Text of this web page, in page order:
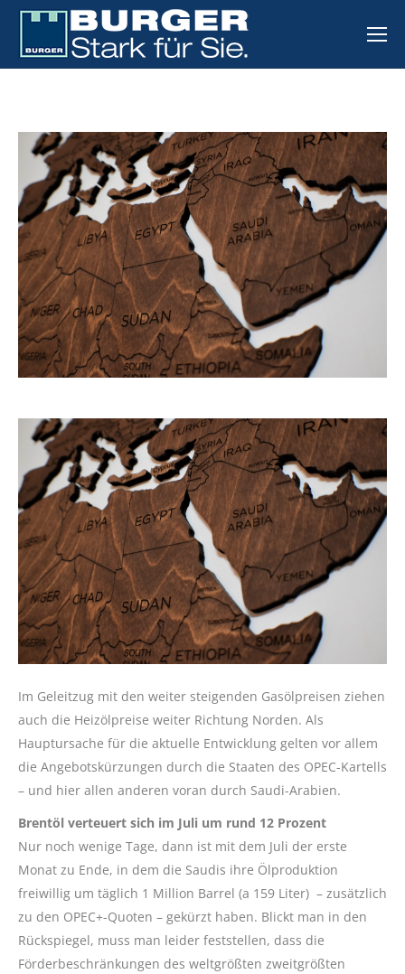
Im Geleitzug mit den weiter steigenden Gasölpreisen ziehen
auch die Heizölpreise weiter Richtung Norden. Als
Hauptursache für die aktuelle Entwicklung gelten vor allem
die Angebotskürzungen durch die Staaten des OPEC-Kartells
– und hier allen anderen voran durch Saudi-Arabien.
Brentöl verteuert sich im Juli um rund 12 Prozent
Nur noch wenige Tage, dann ist mit dem Juli der erste
Monat zu Ende, in dem die Saudis ihre Ölproduktion
freiwillig um täglich 1 Million Barrel (a 159 Liter) – zusätzlich
zu den OPEC+-Quoten – gekürzt haben. Blickt man in den
Rückspiegel, muss man leider feststellen, dass die
Förderbeschränkungen des weltgrößten zweitgrößten